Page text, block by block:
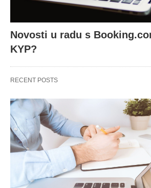
Novosti u radu s
KYP?
RECENT POSTS